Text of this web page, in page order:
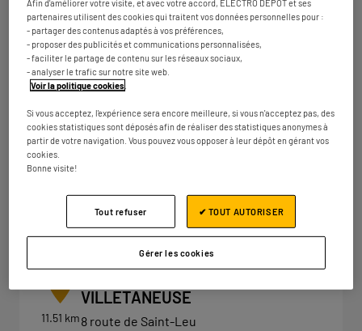
Ouvert 09:30 - 19:30
Numéro Plus d'infos
4
11.27 km
ELECTRO DEPOT PARIS -
VILLEPARISIS
Centre commercial de l'Ambrésis
Numéro Plus d'infos
11.51 km
VILLETANEUSE
8 route de Saint-Leu
Afin d'améliorer votre visite, et avec votre accord, ELECTRO DEPOT et ses
partenaires utilisent des cookies qui traitent vos données personnelles pour :
- partager des contenus adaptés à vos préférences,
- proposer des publicités et communications personnalisées,
- faciliter le partage de contenu sur les réseaux sociaux,
- analyser le trafic sur notre site web.
Voir la politique cookies
Si vous acceptez, l'expérience sera encore meilleure, si vous n'acceptez pas, des
cookies statistiques sont déposés afin de réaliser des statistiques anonymes à
partir de votre navigation. Vous pouvez vous opposer à leur dépôt en gérant vos
cookies.
Bonne visite!
Gérer les cookies
Tout refuser ✔ TOUT AUTORISER